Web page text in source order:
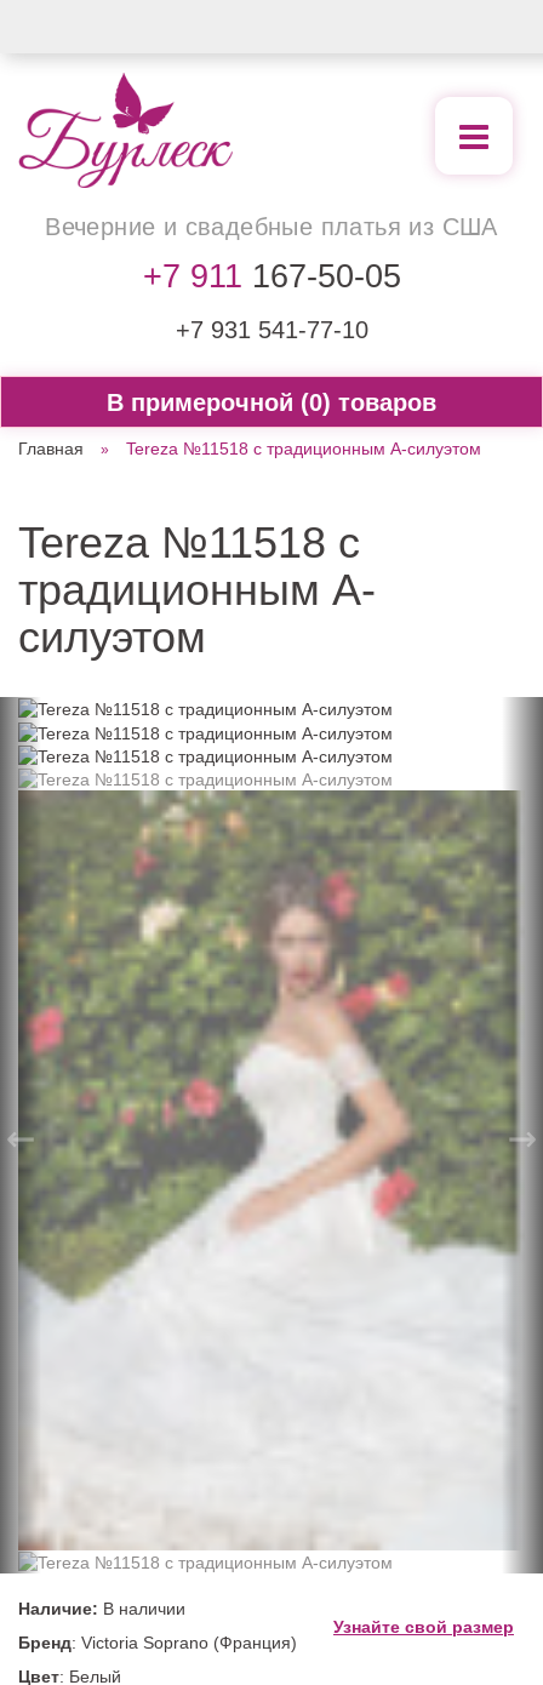
0
Вечерние и свадебные платья из США
+7 911 167-50-05
+7 931 541-77-10
Главная Tereza №11518 с традиционным А-силуэтом
Tereza №11518 с
традиционным А-
силуэтом
← →
Наличие: В наличии
Бренд: Victoria Soprano (Франция)
Цвет: Белый
Узнайте свой размер